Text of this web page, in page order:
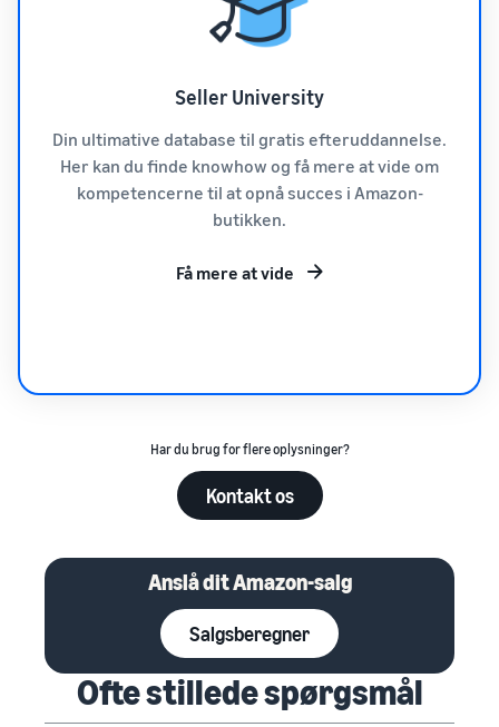
Seller University
Din ultimative database til gratis efteruddannelse.
Her kan du finde knowhow og få mere at vide om
kompetencerne til at opnå succes i Amazon-
butikken.
Få mere at vide
Har du brug for flere oplysninger?
Kontakt os
Anslå dit Amazon-salg
Salgsberegner
Ofte stillede spørgsmål